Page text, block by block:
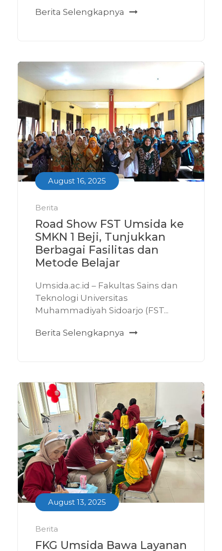
Berita Selengkapnya
August 16, 2025
Berita
Road Show FST Umsida ke
SMKN 1 Beji, Tunjukkan
Berbagai Fasilitas dan
Metode Belajar
Umsida.ac.id – Fakultas Sains dan
Teknologi Universitas
Muhammadiyah Sidoarjo (FST...
Berita Selengkapnya
August 13, 2025
Berita
FKG Umsida Bawa Layanan